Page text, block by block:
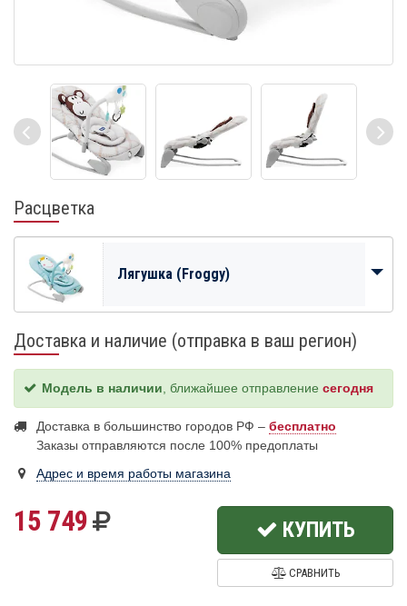
Расцветка
Лягушка (Froggy)
Доставка и наличие (отправка в ваш регион)
Модель в наличии , ближайшее отправление сегодня
Доставка в большинство городов РФ – бесплатно
Заказы отправляются после 100% предоплаты
Адрес и время работы магазина
15 749 КУПИТЬ
СРАВНИТЬ